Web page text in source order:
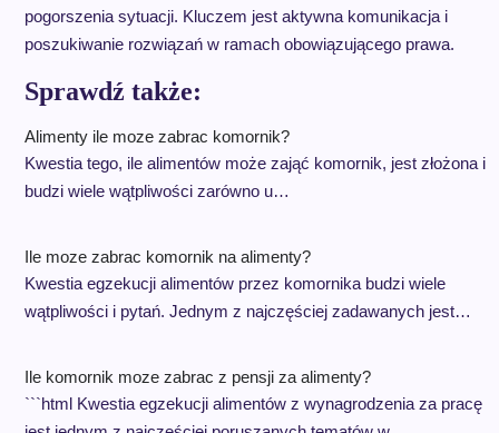
pogorszenia sytuacji. Kluczem jest aktywna komunikacja i
poszukiwanie rozwiązań w ramach obowiązującego prawa.
Sprawdź także:
Alimenty ile moze zabrac komornik?
Kwestia tego, ile alimentów może zająć komornik, jest złożona i
budzi wiele wątpliwości zarówno u…
Ile moze zabrac komornik na alimenty?
Kwestia egzekucji alimentów przez komornika budzi wiele
wątpliwości i pytań. Jednym z najczęściej zadawanych jest…
Ile komornik moze zabrac z pensji za alimenty?
```html Kwestia egzekucji alimentów z wynagrodzenia za pracę